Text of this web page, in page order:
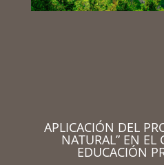
APLICACIÓN DEL
NATURAL” EN EL
EDUCACIÓN